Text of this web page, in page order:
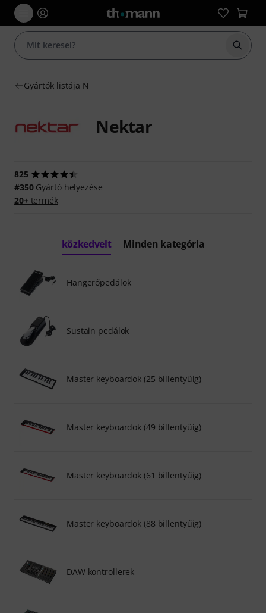
Gyártók listája N
Nektar
825
#350Gyártó helyezése
20+termék
közkedvelt Minden kategória
Hangerőpedálok
Sustain pedálok
Master keyboardok (25 billentyűig)
Master keyboardok (49 billentyűig)
Master keyboardok (61 billentyűig)
Master keyboardok (88 billentyűig)
DAW kontrollerek